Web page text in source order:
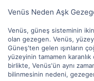
Venüs Neden Aşk
Venüs, güneş sisteminin
olan gezegen. Venüs,
Güneş'ten gelen ışınların
yüzeyinin tamamen
birlikte, Venüs'ün aynı
bilinmesinin nedeni,